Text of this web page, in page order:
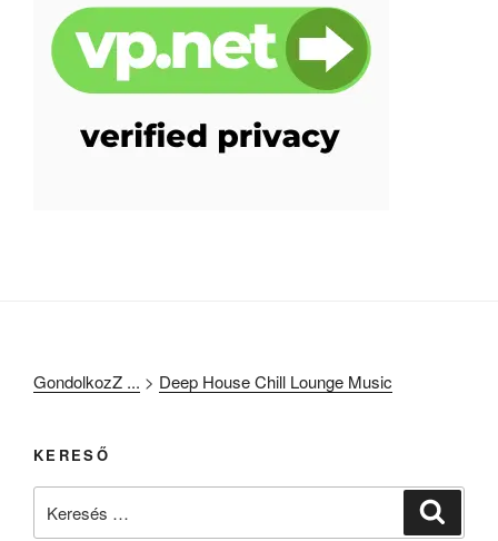
GondolkozZ ... > Deep House Chill Lounge Music
KERESŐ